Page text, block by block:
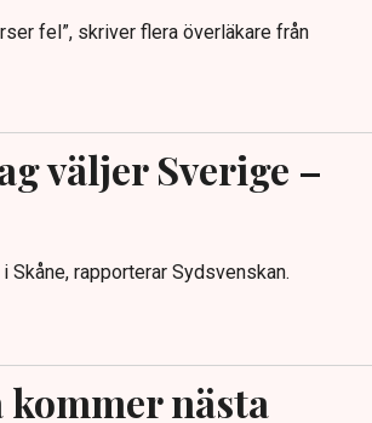
fel”, skriver flera överläkare från
väljer Sverige –
rapporterar Sydsvenskan.
kommer nästa